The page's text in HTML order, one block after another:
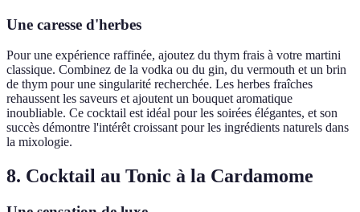
Une caresse d'herbes
Pour une expérience raffinée, ajoutez du thym frais à votre martini
classique. Combinez de la vodka ou du gin, du vermouth et un brin
de thym pour une singularité recherchée. Les herbes fraîches
rehaussent les saveurs et ajoutent un bouquet aromatique
inoubliable. Ce cocktail est idéal pour les soirées élégantes, et son
succès démontre l'intérêt croissant pour les ingrédients naturels dans
la mixologie.
8. Cocktail au Tonic à la Cardamome